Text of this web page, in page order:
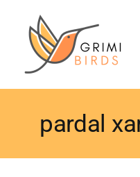
contenido
pardal